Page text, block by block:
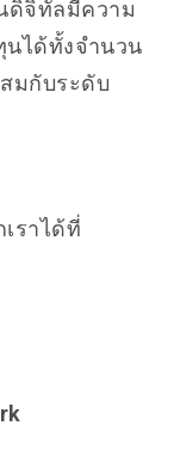
ดิจิทัลมีความ
นได้ทั้งจำนวน
มกับระดับ
ราได้ที่